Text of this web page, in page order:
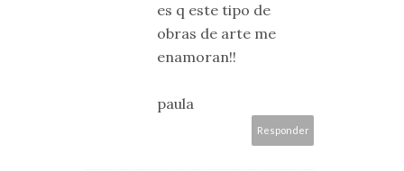
es q este tipo de
obras de arte me
enamoran!!
paula
Responder